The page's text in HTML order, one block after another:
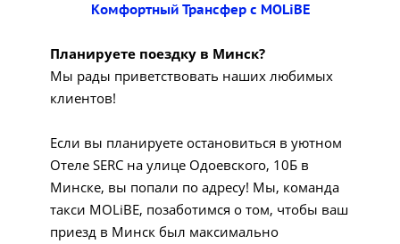
Комфортный Трансфер с MOLiBE
Планируете поездку в Минск?
Мы рады приветствовать наших любимых
клиентов!
Если вы планируете остановиться в уютном
Отеле SERC на улице Одоевского, 10Б в
Минске, вы попали по адресу! Мы, команда
такси MOLiBE, позаботимся о том, чтобы ваш
приезд в Минск был максимально